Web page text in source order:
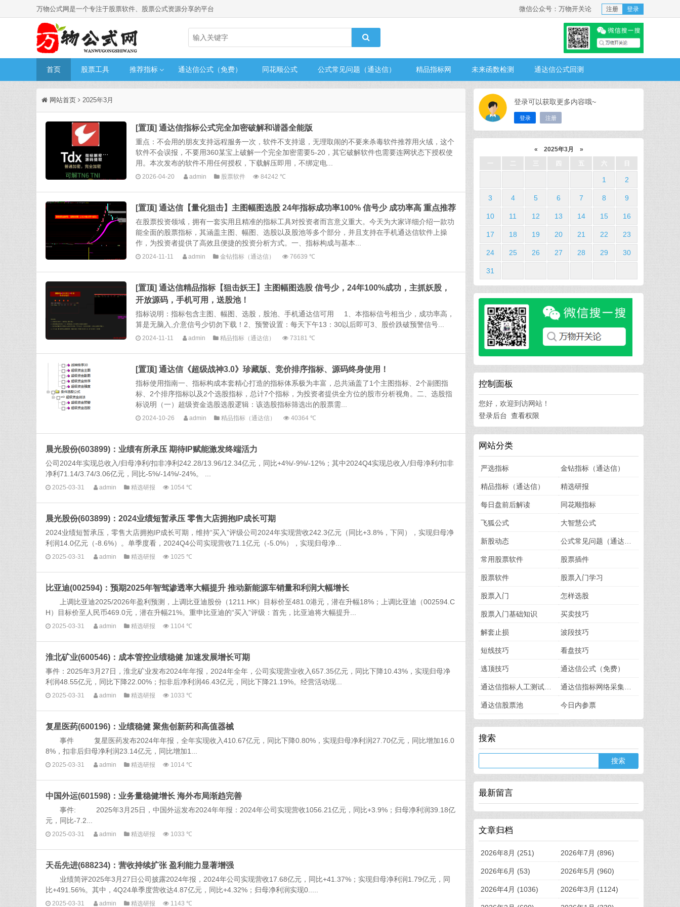
万物公式网是一个专注于股票软件、股票公式资源分享的平台 微信公众号：万物开关论 注册 登录
首页 股票工具 推荐指标 通达信公式（免费） 同花顺公式 公式常见问题（通达信） 精品指标网 未来函数检测 通达信公式回测
网站首页 2025年3月
[置顶] 通达信指标公式完全加密破解和谐器全能版
重点：不会用的朋友支持远程服务一次，软件不支持退，无理取闹的不要来杀毒软件推荐用火绒，这个
软件不会误报，不要用360某宝上破解一个完全加密需要5-20，其它破解软件也需要连网状态下授权使
用。本次发布的软件不用任何授权，下载解压即用，不绑定电...
2026-04-20 admin 股票软件 84242 ℃
[置顶] 通达信【量化狙击】主图幅图选股 24年指标成功率100% 信号少 成功率高 重点推荐
在股票投资领域，拥有一套实用且精准的指标工具对投资者而言意义重大。今天为大家详细介绍一款功
能全面的股票指标，其涵盖主图、幅图、选股以及股池等多个部分，并且支持在手机通达信软件上操
作，为投资者提供了高效且便捷的投资分析方式。一、指标构成与基本...
2024-11-11 admin 金钻指标（通达信） 76639 ℃
[置顶] 通达信精品指标【狙击妖王】主图幅图选股 信号少，24年100%成功，主抓妖股，
开放源码，手机可用，送股池！
指标说明：指标包含主图、幅图、选股，股池、手机通达信可用 1、本指标信号相当少，成功率高，
算是无脑入,介意信号少切勿下载！2、预警设置：每天下午13：30以后即可3、股价跌破预警信号...
2024-11-11 admin 精品指标（通达信） 73181 ℃
[置顶] 通达信《超级战神3.0》珍藏版、竞价排序指标、源码终身使用！
指标使用指南一、指标构成本套精心打造的指标体系极为丰富，总共涵盖了1个主图指标、2个副图指
标、2个排序指标以及2个选股指标，总计7个指标，为投资者提供全方位的股市分析视角。二、选股指
标说明（一）超级资金选股选股逻辑：该选股指标筛选出的股票需...
2024-10-26 admin 精品指标（通达信） 40364 ℃
晨光股份(603899)：业绩有所承压 期待IP赋能激发终端活力
公司2024年实现总收入/归母净利/扣非净利242.28/13.96/12.34亿元，同比+4%/-9%/-12%；其中2024Q4实现总收入/归母净利/扣非
净利71.14/3.74/3.06亿元，同比-5%/-14%/-24%。 ...
2025-03-31 admin 精选研报 1054 ℃
晨光股份(603899)：2024业绩短暂承压 零售大店拥抱IP成长可期
2024业绩短暂承压，零售大店拥抱IP成长可期，维持“买入”评级公司2024年实现营收242.3亿元（同比+3.8%，下同），实现归母净
利润14.0亿元（-8.6%）。单季度看，2024Q4公司实现营收71.1亿元（-5.0%），实现归母净...
2025-03-31 admin 精选研报 1025 ℃
比亚迪(002594)：预期2025年智驾渗透率大幅提升 推动新能源车销量和利润大幅增长
上调比亚迪2025/2026年盈利预测，上调比亚迪股份（1211.HK）目标价至481.0港元，潜在升幅18%；上调比亚迪（002594.C
H）目标价至人民币469.0元，潜在升幅21%。重申比亚迪的“买入”评级：首先，比亚迪将大幅提升...
2025-03-31 admin 精选研报 1104 ℃
淮北矿业(600546)：成本管控业绩稳健 加速发展增长可期
事件：2025年3月27日，淮北矿业发布2024年年报，2024年全年，公司实现营业收入657.35亿元，同比下降10.43%，实现归母净
利润48.55亿元，同比下降22.00%；扣非后净利润46.43亿元，同比下降21.19%。经营活动现...
2025-03-31 admin 精选研报 1033 ℃
复星医药(600196)：业绩稳健 聚焦创新药和高值器械
事件 复星医药发布2024年年报，全年实现收入410.67亿元，同比下降0.80%，实现归母净利润27.70亿元，同比增加16.0
8%，扣非后归母净利润23.14亿元，同比增加1...
2025-03-31 admin 精选研报 1014 ℃
中国外运(601598)：业务量稳健增长 海外布局渐趋完善
事件: 2025年3月25日，中国外运发布2024年年报：2024年公司实现营收1056.21亿元，同比+3.9%；归母净利润39.18亿
元，同比-7.2...
2025-03-31 admin 精选研报 1033 ℃
天岳先进(688234)：营收持续扩张 盈利能力显著增强
业绩简评2025年3月27日公司披露2024年报，2024年公司实现营收17.68亿元，同比+41.37%；实现归母净利润1.79亿元，同
比+491.56%。其中，4Q24单季度营收达4.87亿元，同比+4.32%；归母净利润实现0.....
2025-03-31 admin 精选研报 1143 ℃
登录可以获取更多内容哦~
登录 注册
« 2025年3月 »
三 四 五 六
1 2
3 4 5 6 7 8 9
10 11 12 13 14 15 16
17 18 19 20 21 22 23
24 25 26 27 28 29 30
31
控制面板
您好，欢迎到访网站！
登录后台 查看权限
网站分类
严选指标 金钻指标（通达信）
精品指标（通达信） 精选研报
每日盘前后解读 同花顺指标
飞狐公式 大智慧公式
新股动态
常用股票软件 股票插件
股票软件 股票入门学习
股票入门 怎样选股
股票入门基础知识 买卖技巧
解套止损 波段技巧
短线技巧 看盘技巧
逃顶技巧 通达信公式（免费）
通达信股票池 今日内参票
搜索
最新留言
文章归档
2026年8月 (251) 2026年7月 (896)
2026年6月 (53) 2026年5月 (960)
2026年4月 (1036) 2026年3月 (1124)